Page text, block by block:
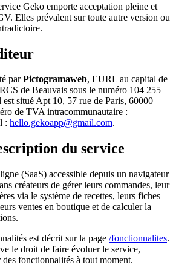
Geko emporte acceptation pleine et
Elles prévalent sur toute autre version ou
parPictogramaweb, EURL au capital de
de Beauvais sous le numéro 104 255
situé Apt 10, 57 rue de Paris, 60000
de TVA intracommunautaire :
: hello.gekoapp@gmail.com.
du service
(SaaS) accessible depuis un navigateur
créateurs de gérer leurs commandes, leur
via le système de recettes, leurs fiches
ventes en boutique et de calculer la
est décrit sur la page /fonctionnalites.
le droit de faire évoluer le service,
fonctionnalités à tout moment.